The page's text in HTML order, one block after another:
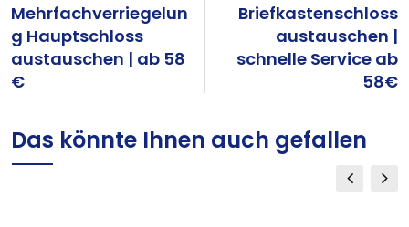
Mehrfachverriegelun
g Hauptschloss
austauschen | ab 58
€
Briefkastenschloss
austauschen |
schnelle Service ab
58€
Das könnte Ihnen auch gefallen